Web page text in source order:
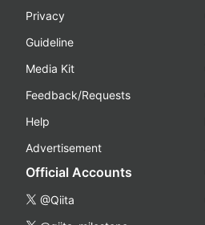
Privacy
Guideline
Media Kit
Feedback/Requests
Help
Advertisement
Official Accounts
@Qiita